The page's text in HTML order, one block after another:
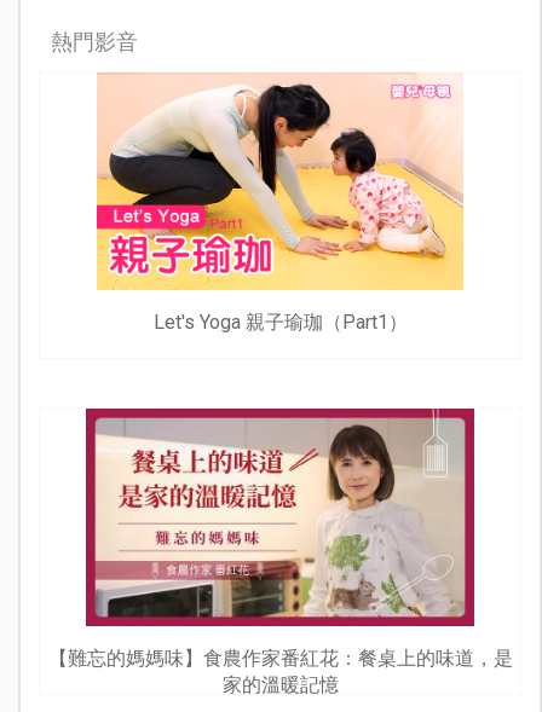
熱門影音
Let's Yoga 親子瑜珈（Part1）
【難忘的媽媽味】食農作家番紅花：餐桌上的味道，是
家的溫暖記憶